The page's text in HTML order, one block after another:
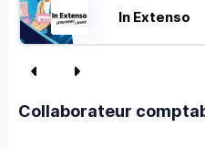
In Extenso
Collaborateur